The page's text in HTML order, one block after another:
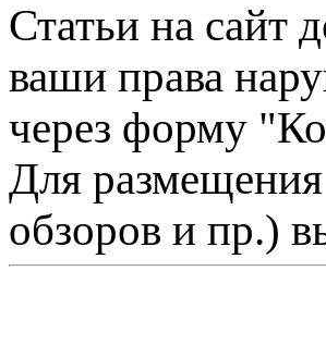
Статьи на сайт
ваши права
через форму
Для размещения
обзоров и пр.)